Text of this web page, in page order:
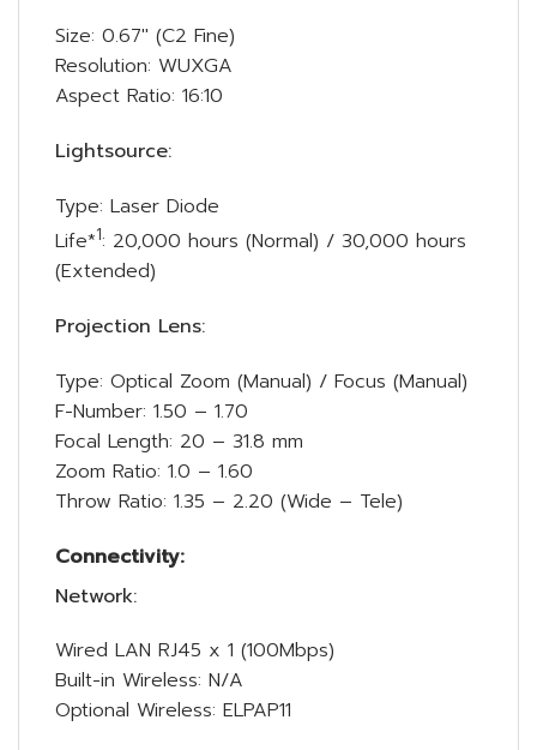
Size: 0.67″ (C2 Fine)
Resolution: WUXGA
Aspect Ratio: 16:10
Lightsource:
Type: Laser Diode
Life*1: 20,000 hours (Normal) / 30,000 hours
(Extended)
Projection Lens:
Type: Optical Zoom (Manual) / Focus (Manual)
F-Number: 1.50 – 1.70
Focal Length: 20 – 31.8 mm
Zoom Ratio: 1.0 – 1.60
Throw Ratio: 1.35 – 2.20 (Wide – Tele)
Connectivity:
Network:
Wired LAN RJ45 x 1 (100Mbps)
Built-in Wireless: N/A
Optional Wireless: ELPAP11